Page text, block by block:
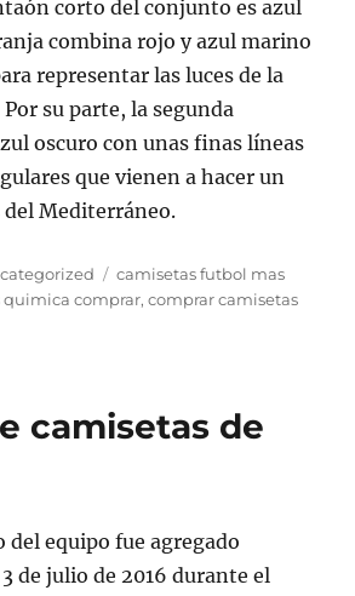
corto del conjunto es azul
combina rojo y azul marino
representar las luces de la
su parte, la segunda
oscuro con unas finas líneas
que vienen a hacer un
del Mediterráneo.
Etiquetas
camisetas futbol mas
quimica comprar,comprar camisetas
camisetas de
del equipo fue agregado
de julio de 2016 durante el